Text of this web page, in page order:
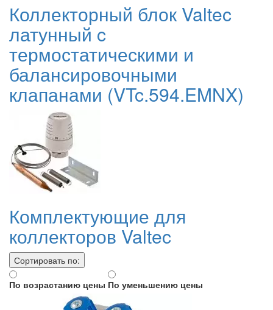
Коллекторный блок Valtec
латунный c
термостатическими и
балансировочными
клапанами (VTc.594.EMNX)
Комплектующие для
коллекторов Valtec
Сортировать по:
По возрастанию цены По уменьшению цены